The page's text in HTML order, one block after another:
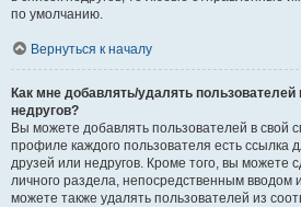
по умолчанию.
Вернуться к началу
Как мне добавлять/удалять пользователей
недругов?
Вы можете добавлять пользователей в свой
профиле каждого пользователя есть ссылка
друзей или недругов. Кроме того, вы можете
личного раздела, непосредственным вводом
можете также удалять пользователей из